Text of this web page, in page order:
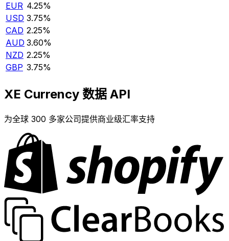
EUR 4.25%
USD 3.75%
CAD 2.25%
AUD 3.60%
NZD 2.25%
GBP 3.75%
XE Currency 数据 API
为全球 300 多家公司提供商业级汇率支持